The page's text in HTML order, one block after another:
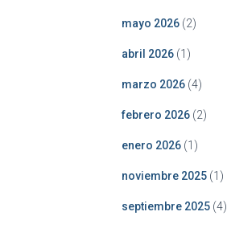
mayo 2026(2)
abril 2026(1)
marzo 2026(4)
febrero 2026(2)
enero 2026(1)
noviembre 2025(1)
septiembre 2025(4)